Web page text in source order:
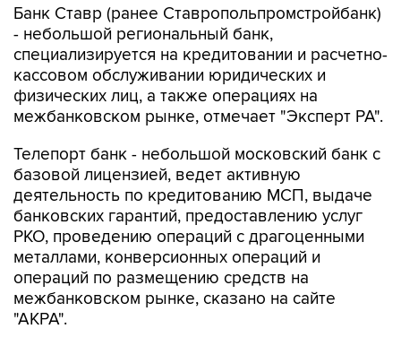
Банк Ставр (ранее Ставропольпромстройбанк)
- небольшой региональный банк,
специализируется на кредитовании и расчетно-
кассовом обслуживании юридических и
физических лиц, а также операциях на
межбанковском рынке, отмечает "Эксперт РА".
Телепорт банк - небольшой московский банк с
базовой лицензией, ведет активную
деятельность по кредитованию МСП, выдаче
банковских гарантий, предоставлению услуг
РКО, проведению операций с драгоценными
металлами, конверсионных операций и
операций по размещению средств на
межбанковском рынке, сказано на сайте
"АКРА".